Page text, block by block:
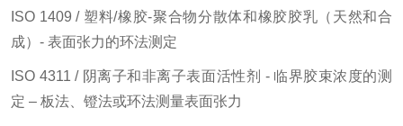
ISO 1409 / 塑料/橡胶-聚合物分散体和橡胶胶乳（天然和合
成）- 表面张力的环法测定
ISO 4311 / 阴离子和非离子表面活性剂 - 临界胶束浓度的测
定 – 板法、镫法或环法测量表面张力